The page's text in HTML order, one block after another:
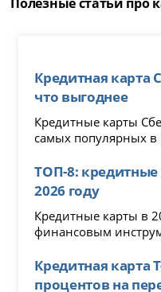
Кредитная карта
что выгоднее
Кредитные карты
самых популярных в
ТОП-8:
2026 году
Кредитные карты в
финансовым
Кредитная карта
процентов на